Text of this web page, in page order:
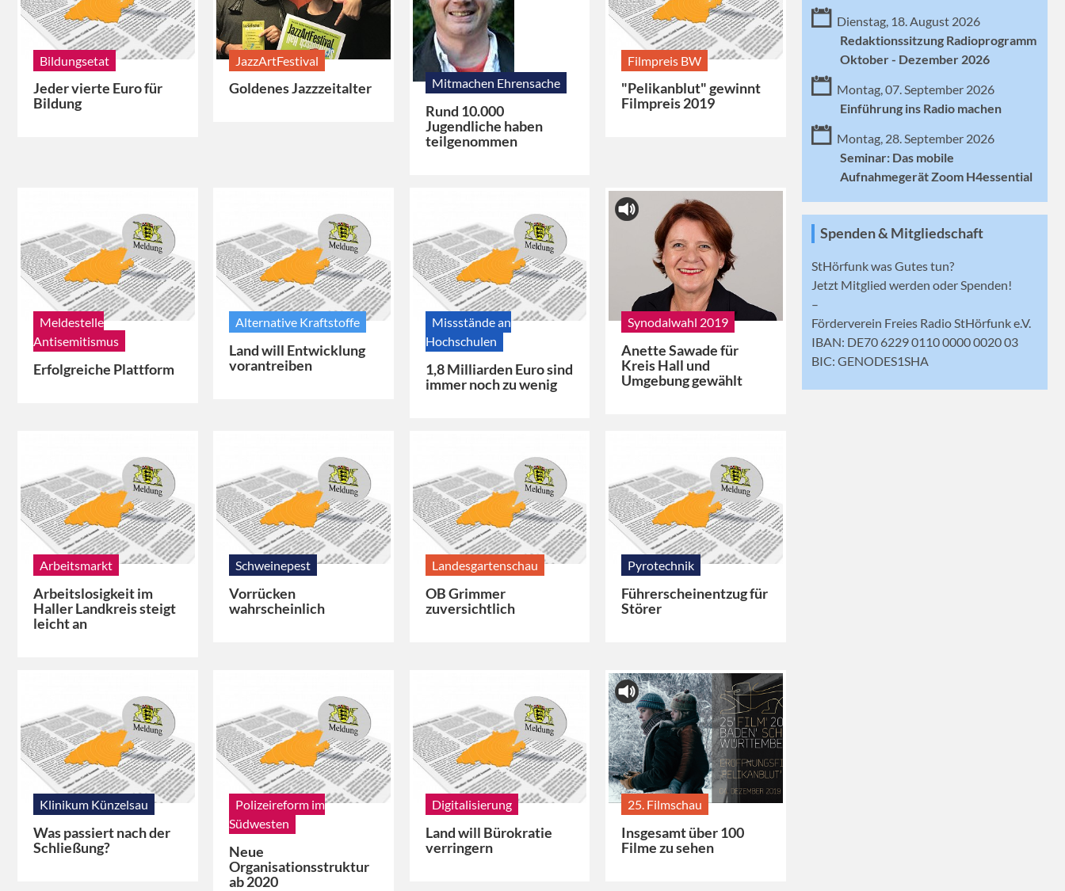
Bildungsetat
Jeder vierte Euro für
Bildung
JazzArtFestival
Goldenes Jazzzeitalter Mitmachen Ehrensache
Rund 10.000
Jugendliche haben
teilgenommen
Filmpreis BW
"Pelikanblut" gewinnt
Filmpreis 2019
Meldestelle
Antisemitismus
Erfolgreiche Plattform
Alternative Kraftstoffe
Land will Entwicklung
vorantreiben
Missstände an
Hochschulen
1,8 Milliarden Euro sind
immer noch zu wenig
Synodalwahl 2019
Anette Sawade für
Kreis Hall und
Umgebung gewählt
Arbeitsmarkt
Arbeitslosigkeit im
Haller Landkreis steigt
leicht an
Schweinepest
Vorrücken
wahrscheinlich
Landesgartenschau
OB Grimmer
zuversichtlich
Pyrotechnik
Führerscheinentzug für
Störer
Klinikum Künzelsau
Was passiert nach der
Schließung?
Polizeireform im
Südwesten
Neue
Organisationsstruktur
ab 2020
Digitalisierung
Land will Bürokratie
verringern
25. Filmschau
Insgesamt über 100
Filme zu sehen
Dienstag, 18. August 2026
Redaktionssitzung Radioprogramm
Oktober - Dezember 2026
Montag, 07. September 2026
Einführung ins Radio machen
Montag, 28. September 2026
Seminar: Das mobile
Aufnahmegerät Zoom H4essential
Spenden & Mitgliedschaft
StHörfunk was Gutes tun?
Jetzt Mitglied werden oder Spenden!
–
Förderverein Freies Radio StHörfunk e.V.
IBAN: DE70 6229 0110 0000 0020 03
BIC: GENODES1SHA